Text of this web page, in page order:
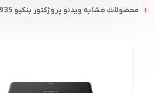
محصولات مشابه ویدئو پروژکتور بنکیو BenQ LU935